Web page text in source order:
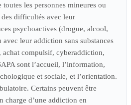
les personnes mineures ou
difficultés avec leur
psychoactives (drogue, alcool,
avec leur addiction sans substances
achat compulsif, cyberaddiction,
sont l’accueil, l’information,
et sociale, et l’orientation.
Certains peuvent être
charge d’une addiction en